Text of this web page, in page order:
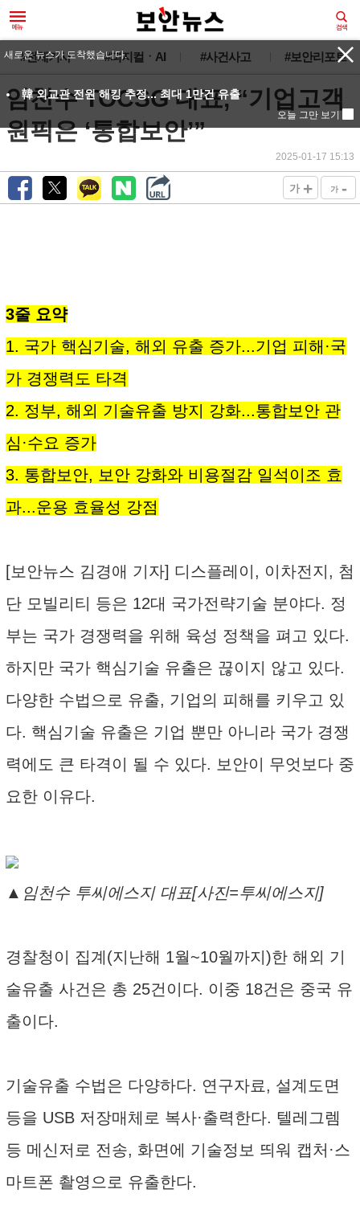
#전체기사 #피지컬ㆍAI #사건사고 #보안리포트
임천수 TOCSG 대표, “기업고객
원픽은 ‘통합보안’”
2025-01-17 15:13
가 + 가 -
3줄 요약
1. 국가 핵심기술, 해외 유출 증가...기업 피해·국
가 경쟁력도 타격
2. 정부, 해외 기술유출 방지 강화...통합보안 관
심·수요 증가
3. 통합보안, 보안 강화와 비용절감 일석이조 효
과...운용 효율성 강점
[보안뉴스 김경애 기자] 디스플레이, 이차전지, 첨
단 모빌리티 등은 12대 국가전략기술 분야다. 정
부는 국가 경쟁력을 위해 육성 정책을 펴고 있다.
하지만 국가 핵심기술 유출은 끊이지 않고 있다.
다양한 수법으로 유출, 기업의 피해를 키우고 있
다. 핵심기술 유출은 기업 뿐만 아니라 국가 경쟁
력에도 큰 타격이 될 수 있다. 보안이 무엇보다 중
요한 이유다.
▲임천수 투씨에스지 대표[사진=투씨에스지]
경찰청이 집계(지난해 1월~10월까지)한 해외 기
술유출 사건은 총 25건이다. 이중 18건은 중국 유
출이다.
기술유출 수법은 다양하다. 연구자료, 설계도면
등을 USB 저장매체로 복사·출력한다. 텔레그렘
등 메신저로 전송, 화면에 기술정보 띄워 캡처·스
마트폰 촬영으로 유출한다.
새로운 뉴스가 도착했습니다.
韓 외교관 전원 해킹 추정... 최대 1만건 유출
오늘 그만 보기